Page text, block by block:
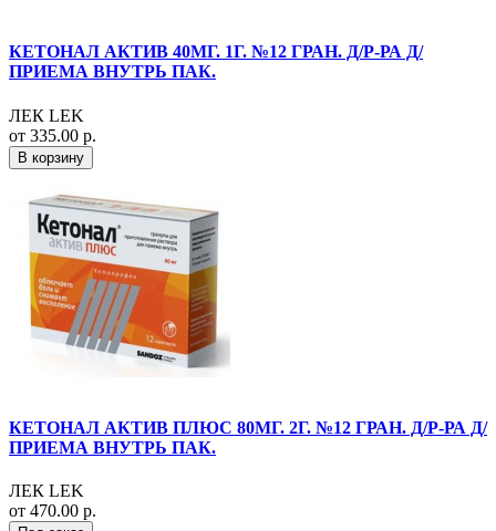
КЕТОНАЛ АКТИВ 40МГ. 1Г. №12 ГРАН. Д/Р-РА Д/
ПРИЕМА ВНУТРЬ ПАК.
ЛЕК LEK
от 335.00 р.
В корзину
КЕТОНАЛ АКТИВ ПЛЮС 80МГ. 2Г. №12 ГРАН. Д/Р-РА Д/
ПРИЕМА ВНУТРЬ ПАК.
ЛЕК LEK
от 470.00 р.